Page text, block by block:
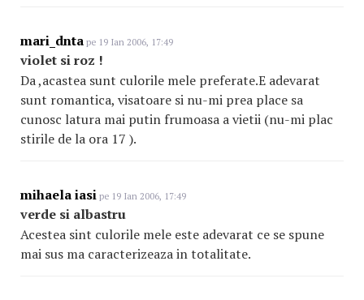
mari_dnta pe 19 Ian 2006, 17:49
violet si roz !
Da ,acastea sunt culorile mele preferate.E adevarat
sunt romantica, visatoare si nu-mi prea place sa
cunosc latura mai putin frumoasa a vietii (nu-mi plac
stirile de la ora 17 ).
mihaela iasi pe 19 Ian 2006, 17:49
verde si albastru
Acestea sint culorile mele este adevarat ce se spune
mai sus ma caracterizeaza in totalitate.